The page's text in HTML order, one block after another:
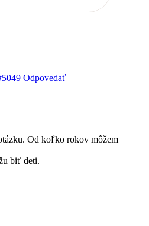
Odpovedať
Od koľko rokov môžem
biť deti.